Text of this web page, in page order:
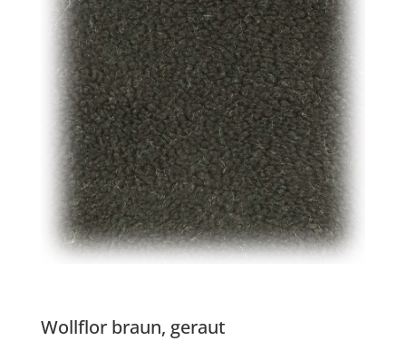
Wollflor braun, geraut